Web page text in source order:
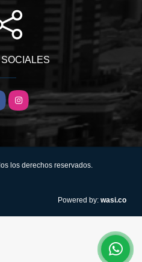
Instagram
los derechos reservados.
Powered by: wasi.co